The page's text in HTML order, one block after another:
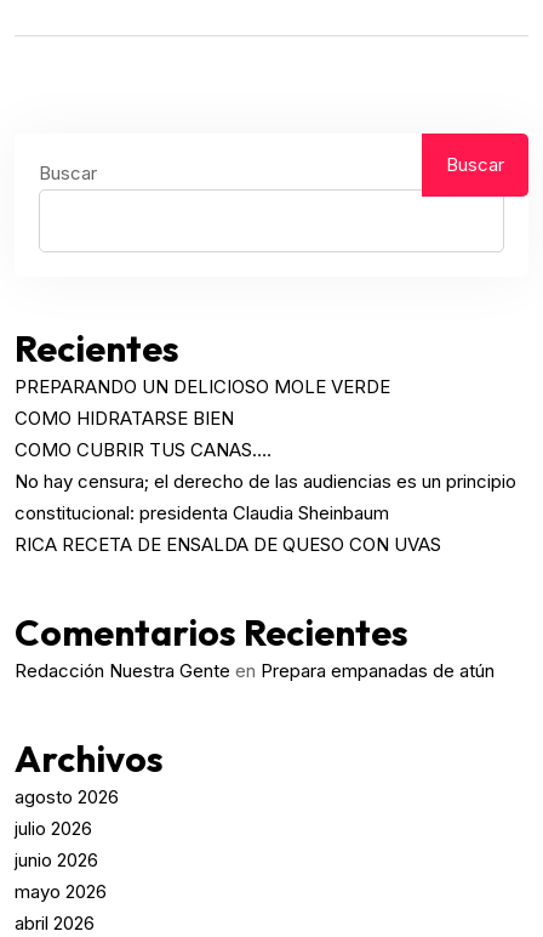
Buscar Buscar
Recientes
PREPARANDO UN DELICIOSO MOLE VERDE
COMO HIDRATARSE BIEN
COMO CUBRIR TUS CANAS….
No hay censura; el derecho de las audiencias es un principio
constitucional: presidenta Claudia Sheinbaum
RICA RECETA DE ENSALDA DE QUESO CON UVAS
Comentarios Recientes
Redacción Nuestra Gente en Prepara empanadas de atún
Archivos
agosto 2026
julio 2026
junio 2026
mayo 2026
abril 2026